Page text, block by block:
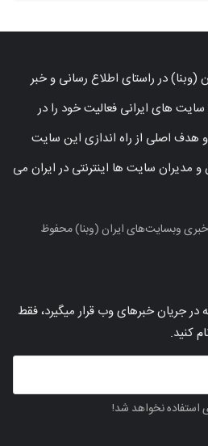
(وبنا) در راستای اطلاع رسانی و خبر
های ایرانی فعالیت خود را در
است و هدف اصلی از راه اندازی این سایت
و مدیران سایت ها اینترنتی در ایران می
وبسایت‌های ایران (وبنا) محفوظ
در جریان خبرهای وب قرار میگیرد، فقط
کنید.
استفاده نخواهد شد!